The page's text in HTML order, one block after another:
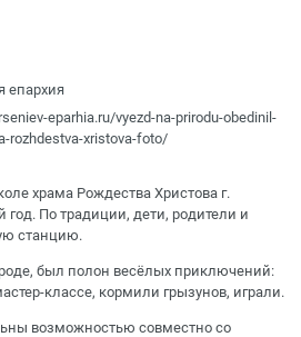
епархия
eparhia.ru/vyezd-na-prirodu-obedinil-
rozhdestva-xristova-foto/
храма Рождества Христова г.
год. По традиции, дети, родители и
станцию.
был полон весёлых приключений:
классе, кормили грызунов, играли.
возможностью совместно со